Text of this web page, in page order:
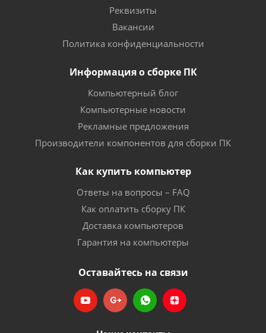
Реквизиты
Вакансии
Политика конфиденциальности
Информация о сборке ПК
Компьютерный блог
Компьютерные новости
Рекламные предложения
Производители компонентов для сборки ПК
Как купить компьютер
Ответы на вопросы – FAQ
Как оплатить сборку ПК
Доставка компьютеров
Гарантия на компьютеры
Оставайтесь на связи